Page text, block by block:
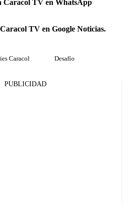
Caracol TV en WhatsApp
TV en Google Noticias.
Caracol Desafío
PUBLICIDAD